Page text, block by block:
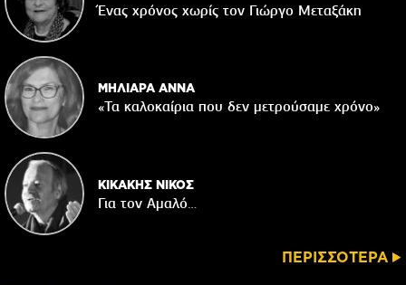
Ένας χρόνος χωρίς τον Γιώργο Μεταξάκη
ΜΗΛΙΑΡΑ ΑΝΝΑ
«Τα καλοκαίρια που δεν μετρούσαμε χρόνο»
ΚΙΚΑΚΗΣ ΝΙΚΟΣ
Για τον Αμαλό…
ΠΕΡΙΣΣΟΤΕΡΑ